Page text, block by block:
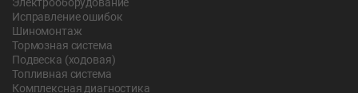
Исправление ошибок
Шиномонтаж
Тормозная система
Подвеска (ходовая)
Топливная система
Комплексная диагностика